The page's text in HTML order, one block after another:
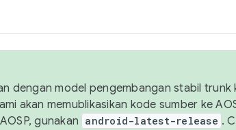
dengan model pengembangan stabil trunk
akan memublikasikan kode sumber ke
gunakan android-latest-release .